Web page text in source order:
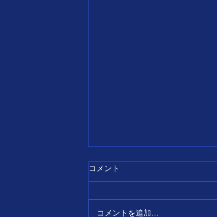
7月28日
【誕生日の名言】 すべて
ればチャンスとなり、 後ろ
コメント
コメントを追加…